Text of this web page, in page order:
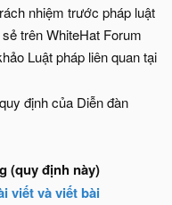
nhiệm trước pháp luật
trên WhiteHat Forum
Luật pháp liên quan tại
định của Diễn đàn
(quy định này)
viết và viết bài